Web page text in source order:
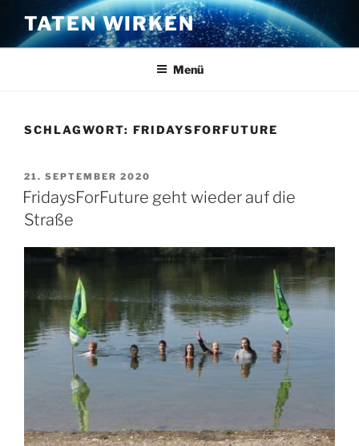
Inhalt
springen
TATEN WIRKEN
Menü
SCHLAGWORT: FRIDAYSFORFUTURE
VERÖFFENTLICHT
AM
21. SEPTEMBER 2020
FridaysForFuture geht wieder auf die
Straße